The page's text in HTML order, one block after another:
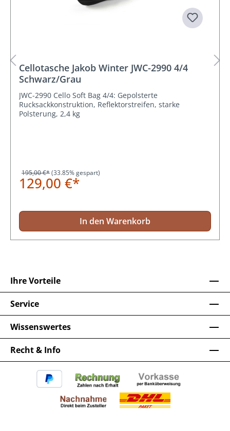
Cellotasche Jakob Winter JWC-2990 4/4
Schwarz/Grau
JWC-2990 Cello Soft Bag 4/4: Gepolsterte
Rucksackkonstruktion, Reflektorstreifen, starke
Polsterung, 2,4 kg
195,00 €*(33.85% gespart)
129,00 €*
In den Warenkorb
Recht & Info
Ihre Vorteile
Service
Wissenswertes